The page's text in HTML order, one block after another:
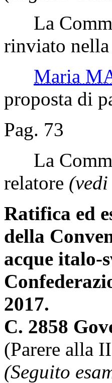
La
rinviato nella
Maria
proposta di
Pag. 73
La
relatore
Ratifica ed
della
acque italo-
2017.
C. 2858
(Parere alla
(Seguito